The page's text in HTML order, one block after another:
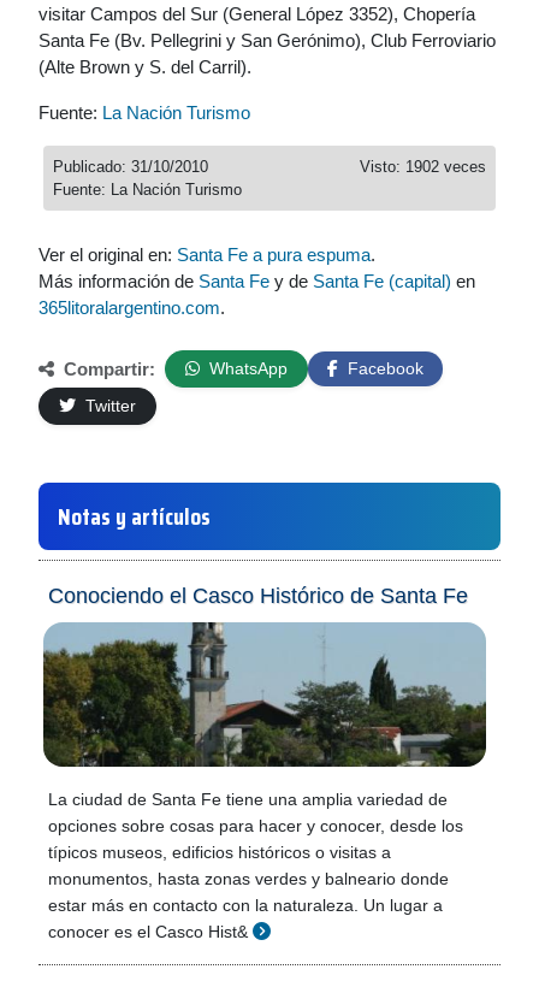
visitar Campos del Sur (General López 3352), Chopería
Santa Fe (Bv. Pellegrini y San Gerónimo), Club Ferroviario
(Alte Brown y S. del Carril).
Fuente: La Nación Turismo
Visto: 1902 veces
Publicado: 31/10/2010
Fuente: La Nación Turismo
Ver el original en: Santa Fe a pura espuma.
Más información de Santa Fe y de Santa Fe (capital) en
365litoralargentino.com.
Compartir: WhatsApp
Facebook
Twitter
Notas y artículos
Conociendo el Casco Histórico de Santa Fe
La ciudad de Santa Fe tiene una amplia variedad de
opciones sobre cosas para hacer y conocer, desde los
típicos museos, edificios históricos o visitas a
monumentos, hasta zonas verdes y balneario donde
estar más en contacto con la naturaleza. Un lugar a
conocer es el Casco Hist&